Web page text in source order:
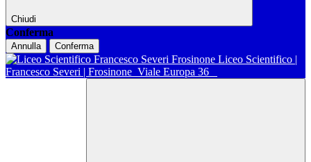
Chiudi
Conferma
Annulla Conferma
Liceo Scientifico |
Francesco Severi | Frosinone Viale Europa 36